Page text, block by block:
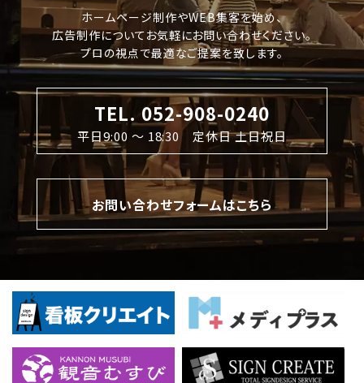
ホームページ制作やWEB集客を始め、
広告制作についてお気軽にお問い合わせください。
プロの視点で最適なご提案を致します。
TEL. 052-908-0240
平日9:00 〜 18:30 定休日 土日祝日
お問い合わせフォームはこちら